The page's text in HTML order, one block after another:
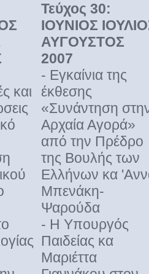
και
Τεύχος 30:
ΙΟΥΝΙΟΣ
ΑΥΓΟΥΣΤΟΣ
2007
- Εγκαίνια της
έκθεσης
«Συνάντηση
Αρχαία Αγορά»
από την Πρέδρο
της Βουλής των
Ελλήνων κα
Μπενάκη-
Ψαρούδα
- Η Υπουργός
Παιδείας κα
Μαριέττα